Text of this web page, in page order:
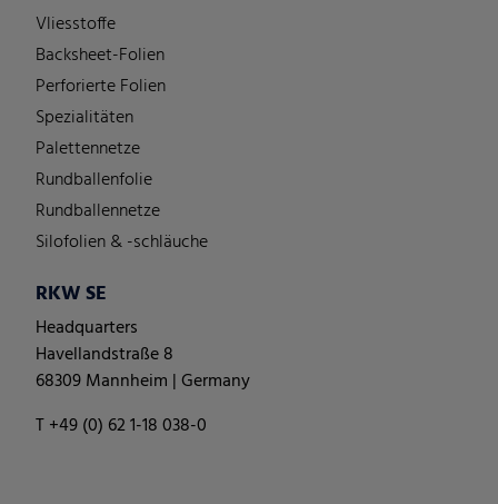
Vliesstoffe
Backsheet-Folien
Perforierte Folien
Spezialitäten
Palettennetze
Rundballenfolie
Rundballennetze
Silofolien & -schläuche
RKW SE
Headquarters
Havellandstraße 8
68309 Mannheim | Germany
T +49 (0) 62 1-18 038-0